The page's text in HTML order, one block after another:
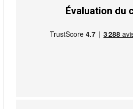
Évaluation du